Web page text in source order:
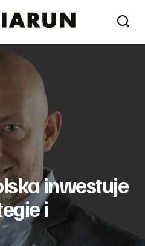
w nowe strategie i założenia
inwestuje
i